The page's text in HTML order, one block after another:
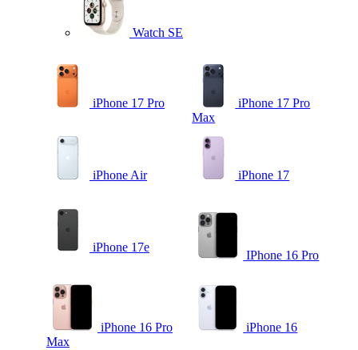
Watch SE
iPhone 17 Pro
iPhone 17 Pro
Max
iPhone Air iPhone 17
iPhone 17e
IPhone 16 Pro
iPhone 16 Pro
Max
iPhone 16